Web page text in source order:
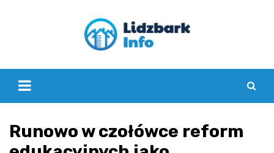
Runowo w czołówce reform